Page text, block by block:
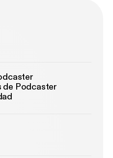
de Podcaster